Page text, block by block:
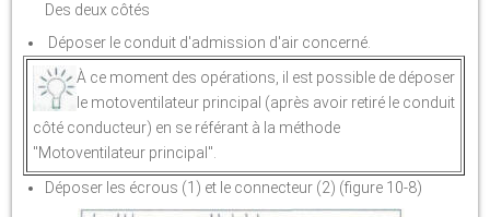
Des deux côtés
Déposer le conduit d'admission d'air concerné.
À ce moment des opérations, il est possible de déposer
le motoventilateur principal (après avoir retiré le conduit
côté conducteur) en se référant à la méthode
"Motoventilateur principal".
Déposer les écrous (1) et le connecteur (2) (figure 10-8)